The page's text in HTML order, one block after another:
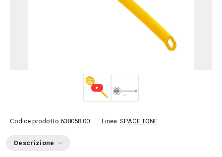
Codice prodotto 638058.00 Linea: SPACE TONE
Descrizione